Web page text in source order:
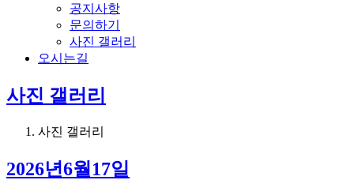
공지사항
문의하기
사진 갤러리
오시는길
사진 갤러리
사진 갤러리
2026년6월17일